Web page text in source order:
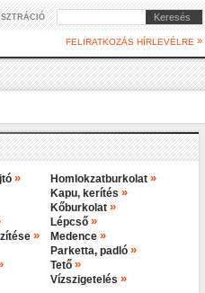
Keresés
FELIRATKOZÁS HÍRLEVÉLRE »
»
»
Homlokzatburkolat »
Kapu, kerítés »
Kőburkolat »
Lépcső »
Medence »
Parketta, padló »
Tető »
Vízszigetelés »